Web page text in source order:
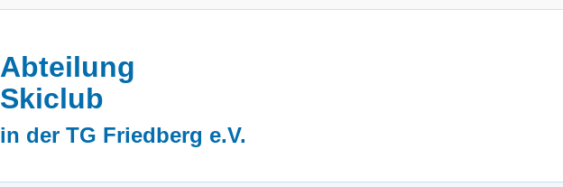
Abteilung
Skiclub
in der TG Friedberg e.V.